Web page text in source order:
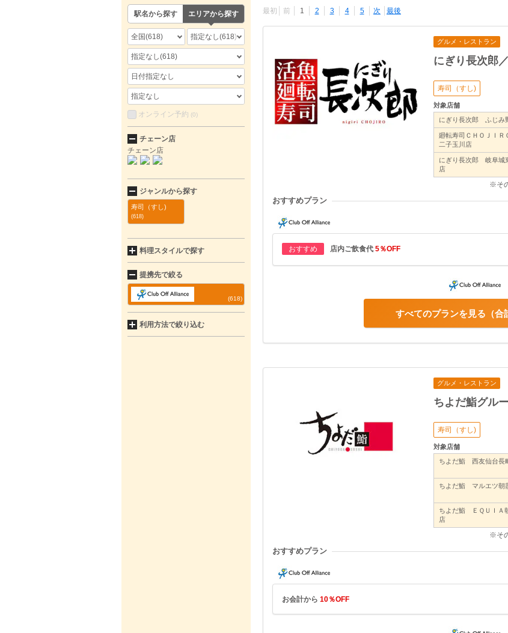
最初 前 1 2 3 4 5 次 最後
グルメ・レストラン
にぎり長次郎
寿司（すし)
対象店舗
にぎり長次郎 ふじみ
廻転寿司ＣＨＯＪＩ
二子玉川店
にぎり長次郎 岐阜城
店
※そ
おすすめプラン
おすすめ 店内ご飲食代 5％OFF
合
すべてのプランを見る
グルメ・レストラン
ちよだ鮨グル
寿司（すし)
対象店舗
ちよだ鮨 西友仙台長
ちよだ鮨 マルエツ朝
ちよだ鮨 ＥＱＵＩＡ
店
※そ
おすすめプラン
お会計から 10％OFF
駅名から探す エリアから探す
全国(618) 指定なし(618)
指定なし(618)
日付指定なし
指定なし
オンライン予約 (0)
チェーン店
チェーン店
ジャンルから探す
寿司（すし)
(618)
料理スタイルで探す
提携先で絞る
(618)
利用方法で絞り込む